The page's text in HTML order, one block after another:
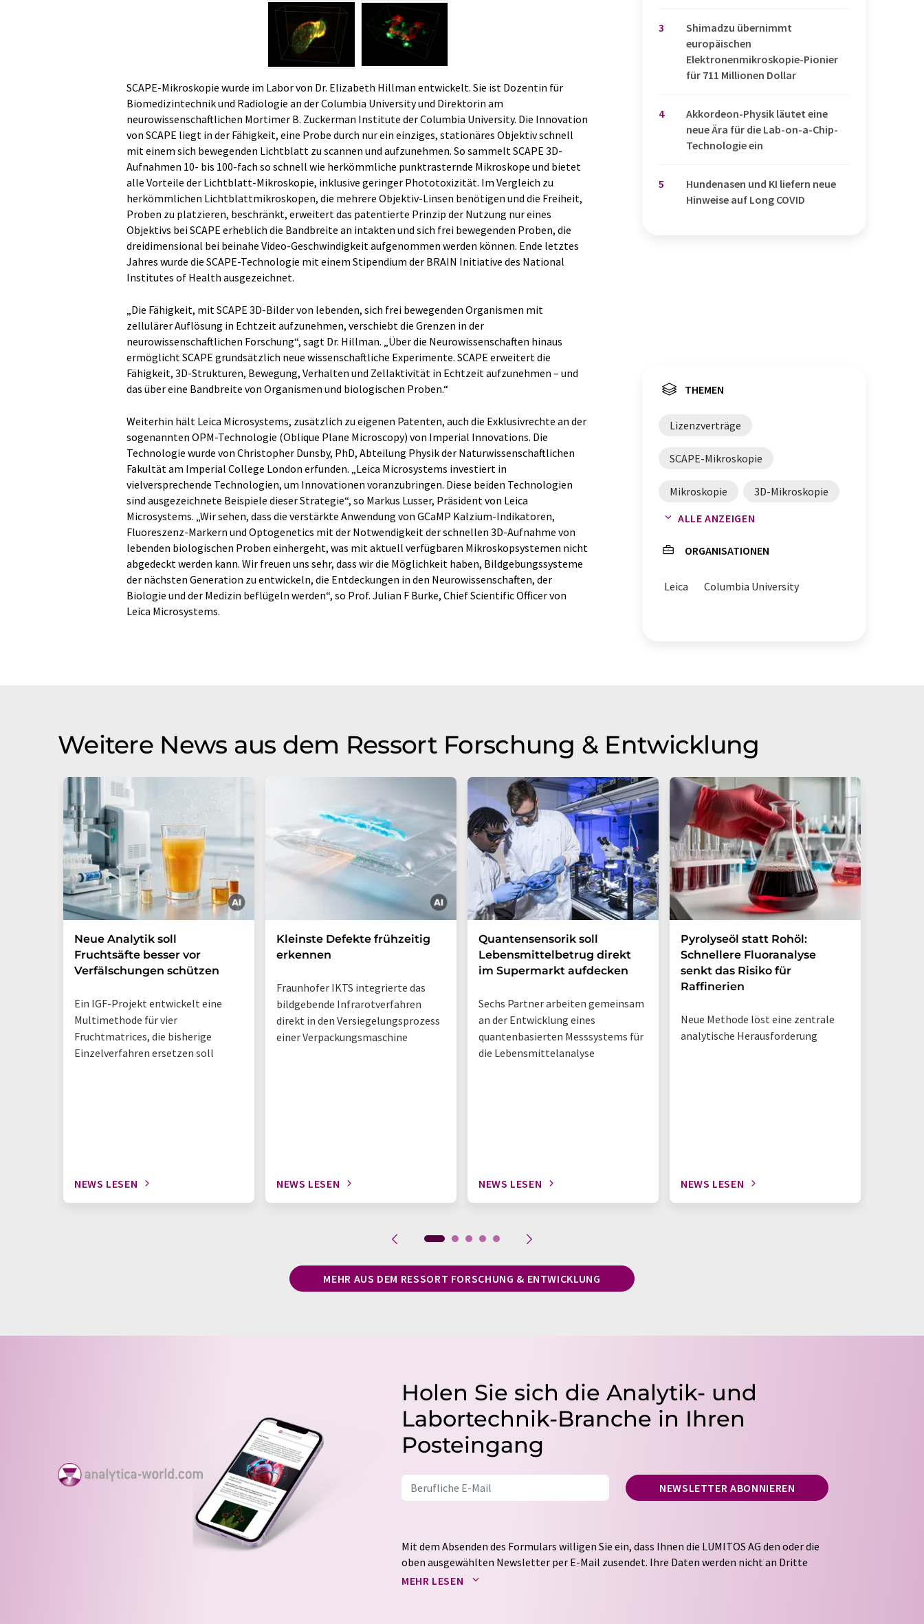
SCAPE-Mikroskopie wurde im Labor von Dr. Elizabeth Hillman entwickelt. Sie ist Dozentin für
Biomedizintechnik und Radiologie an der Columbia University und Direktorin am
neurowissenschaftlichen Mortimer B. Zuckerman Institute der Columbia University. Die Innovation
von SCAPE liegt in der Fähigkeit, eine Probe durch nur ein einziges, stationäres Objektiv schnell
mit einem sich bewegenden Lichtblatt zu scannen und aufzunehmen. So sammelt SCAPE 3D-
Aufnahmen 10- bis 100-fach so schnell wie herkömmliche punktrasternde Mikroskope und bietet
alle Vorteile der Lichtblatt-Mikroskopie, inklusive geringer Phototoxizität. Im Vergleich zu
herkömmlichen Lichtblattmikroskopen, die mehrere Objektiv-Linsen benötigen und die Freiheit,
Proben zu platzieren, beschränkt, erweitert das patentierte Prinzip der Nutzung nur eines
Objektivs bei SCAPE erheblich die Bandbreite an intakten und sich frei bewegenden Proben, die
dreidimensional bei beinahe Video-Geschwindigkeit aufgenommen werden können. Ende letztes
Jahres wurde die SCAPE-Technologie mit einem Stipendium der BRAIN Initiative des National
Institutes of Health ausgezeichnet.
„Die Fähigkeit, mit SCAPE 3D-Bilder von lebenden, sich frei bewegenden Organismen mit
zellulärer Auflösung in Echtzeit aufzunehmen, verschiebt die Grenzen in der
neurowissenschaftlichen Forschung“, sagt Dr. Hillman. „Über die Neurowissenschaften hinaus
ermöglicht SCAPE grundsätzlich neue wissenschaftliche Experimente. SCAPE erweitert die
Fähigkeit, 3D-Strukturen, Bewegung, Verhalten und Zellaktivität in Echtzeit aufzunehmen – und
das über eine Bandbreite von Organismen und biologischen Proben.“
Weiterhin hält Leica Microsystems, zusätzlich zu eigenen Patenten, auch die Exklusivrechte an der
sogenannten OPM-Technologie (Oblique Plane Microscopy) von Imperial Innovations. Die
Technologie wurde von Christopher Dunsby, PhD, Abteilung Physik der Naturwissenschaftlichen
Fakultät am Imperial College London erfunden. „Leica Microsystems investiert in
vielversprechende Technologien, um Innovationen voranzubringen. Diese beiden Technologien
sind ausgezeichnete Beispiele dieser Strategie“, so Markus Lusser, Präsident von Leica
Microsystems. „Wir sehen, dass die verstärkte Anwendung von GCaMP Kalzium-Indikatoren,
Fluoreszenz-Markern und Optogenetics mit der Notwendigkeit der schnellen 3D-Aufnahme von
lebenden biologischen Proben einhergeht, was mit aktuell verfügbaren Mikroskopsystemen nicht
abgedeckt werden kann. Wir freuen uns sehr, dass wir die Möglichkeit haben, Bildgebungssysteme
der nächsten Generation zu entwickeln, die Entdeckungen in den Neurowissenschaften, der
Biologie und der Medizin beflügeln werden“, so Prof. Julian F Burke, Chief Scientific Officer von
Leica Microsystems.
3
Shimadzu übernimmt
europäischen
Elektronenmikroskopie-Pionier
für 711 Millionen Dollar
4
Akkordeon-Physik läutet eine
neue Ära für die Lab-on-a-Chip-
Technologie ein
5
Hundenasen und KI liefern neue
Hinweise auf Long COVID
THEMEN
Lizenzverträge
SCAPE-Mikroskopie
Mikroskopie 3D-Mikroskopie
Lichtblattmikroskopie
Echtzeit-Beobachtungen
Bildgebungsverfahren
ALLE ANZEIGEN
ORGANISATIONEN
Leica Columbia University
Weitere News aus dem Ressort Forschung & Entwicklung
Neue Analytik soll
Fruchtsäfte besser vor
Verfälschungen schützen
Ein IGF-Projekt entwickelt eine
Multimethode für vier
Fruchtmatrices, die bisherige
Einzelverfahren ersetzen soll
NEWS LESEN
Kleinste Defekte frühzeitig
erkennen
Fraunhofer IKTS integrierte das
bildgebende Infrarotverfahren
direkt in den Versiegelungsprozess
einer Verpackungsmaschine
NEWS LESEN
Quantensensorik soll
Lebensmittelbetrug direkt
im Supermarkt aufdecken
Sechs Partner arbeiten gemeinsam
an der Entwicklung eines
quantenbasierten Messsystems für
die Lebensmittelanalyse
NEWS LESEN
Pyrolyseöl statt Rohöl:
Schnellere Fluoranalyse
senkt das Risiko für
Raffinerien
Neue Methode löst eine zentrale
analytische Herausforderung
NEWS LESEN
MEHR AUS DEM RESSORT FORSCHUNG & ENTWICKLUNG
Holen Sie sich die Analytik- und
Labortechnik-Branche in Ihren
Posteingang
NEWSLETTER ABONNIEREN
Mit dem Absenden des Formulars willigen Sie ein, dass Ihnen die LUMITOS AG den oder die
oben ausgewählten Newsletter per E-Mail zusendet. Ihre Daten werden nicht an Dritte
weitergegeben. Die Speicherung und Verarbeitung Ihrer Daten durch die LUMITOS AG erfolgt
MEHR LESEN